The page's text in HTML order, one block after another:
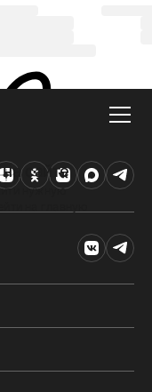
сайте
нужную